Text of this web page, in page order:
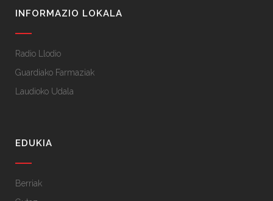
INFORMAZIO LOKALA
Radio Llodio
Guardiako Farmaziak
Laudioko Udala
EDUKIA
Berriak